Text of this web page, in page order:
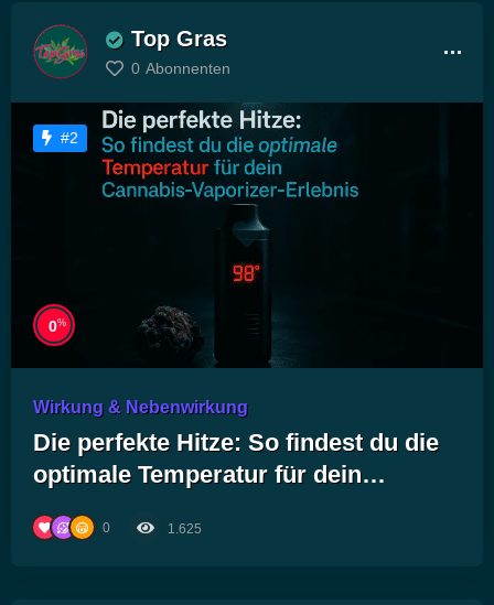
Top Gras
0 Abonnenten
#2
0%
Wirkung & Nebenwirkung
Die perfekte Hitze: So findest du die
optimale Temperatur für dein
0 1.625